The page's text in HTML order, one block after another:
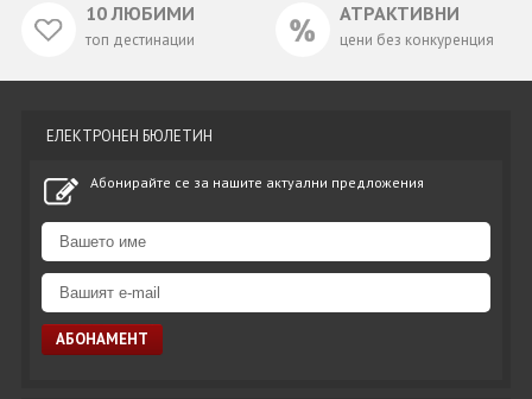
10 ЛЮБИМИ
топ дестинации
АТРАКТИВНИ
цени без конкуренция
ЕЛЕКТРОНЕН БЮЛЕТИН
Абонирайте се за нашите актуални предложения